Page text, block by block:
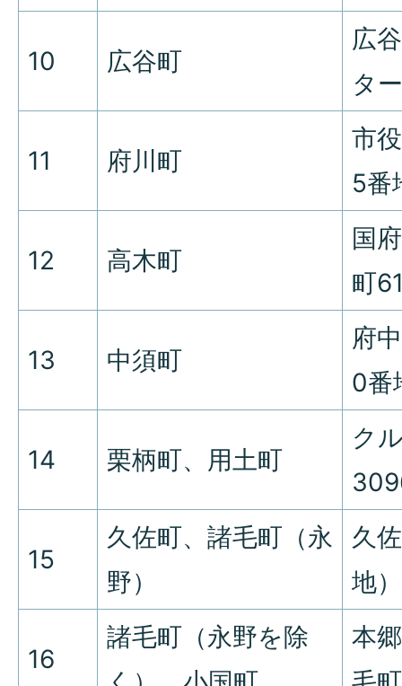
10 広谷町
広
タ
11 府川町
市
5番
12 高木町
国
町
13 中須町
府
0番
14 栗柄町、用土町
ク
15
久佐町、諸毛町（永
野）
久
地）
16
諸毛町（永野を除
本